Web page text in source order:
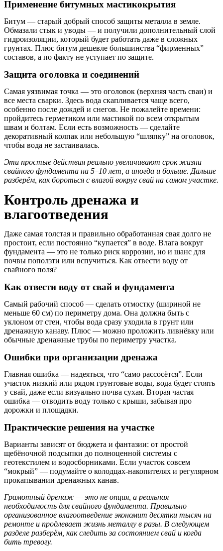
Применение битумных мастикокрытия
Битум — старый добрый способ защиты металла в земле.
Обмазали стык и уводы — и получили дополнительный слой
гидроизоляции, который будет работать даже в сложных
грунтах. Плюс битум дешевле большинства “фирменных”
составов, а по факту не уступает по защите.
Защита оголовка и соединений
Самая уязвимая точка — это оголовок (верхняя часть сваи) и
все места сварки. Здесь вода скапливается чаще всего,
особенно после дождей и снегов. Не пожалейте времени:
пройдитесь герметиком или мастикой по всем открытым
швам и болтам. Если есть возможность — сделайте
декоративный колпак или небольшую “шляпку” на оголовок,
чтобы вода не застаивалась.
Эти простые действия реально увеличивают срок жизни
свайного фундамента на 5–10 лет, а иногда и больше. Дальше
разберём, как бороться с влагой вокруг свай на самом участке.
Контроль дренажа и
влагоотведения
Даже самая толстая и правильно обработанная свая долго не
простоит, если постоянно “купается” в воде. Влага вокруг
фундамента — это не только риск коррозии, но и шанс для
почвы поползти или вспучиться. Как отвести воду от
свайного поля?
Как отвести воду от свай и фундамента
Самый рабочий способ — сделать отмостку (шириной не
меньше 60 см) по периметру дома. Она должна быть с
уклоном от стен, чтобы вода сразу уходила в грунт или
дренажную канаву. Плюс — можно проложить ливнёвку или
обычные дренажные трубы по периметру участка.
Ошибки при организации дренажа
Главная ошибка — надеяться, что “само рассосётся”. Если
участок низкий или рядом грунтовые воды, вода будет стоять
у свай, даже если визуально почва сухая. Вторая частая
ошибка — отводить воду только с крыши, забывая про
дорожки и площадки.
Практические решения на участке
Варианты зависят от бюджета и фантазии: от простой
щебёночной подсыпки до полноценной системы с
геотекстилем и водосборниками. Если участок совсем
“мокрый” — подумайте о колодцах-накопителях и регулярном
прокапывании дренажных канав.
Грамотный дренаж — это не опция, а реальная
необходимость для свайного фундамента. Правильно
организованное влагоотведение экономит десятки тысяч на
ремонте и продлевает жизнь металлу в разы. В следующем
разделе разберём, как следить за состоянием свай и когда
бить тревогу.